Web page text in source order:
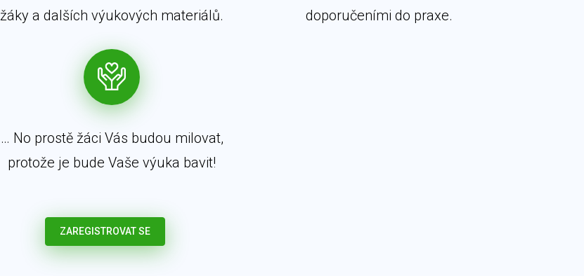
žáky a dalších výukových materiálů.
doporučeními do praxe.
… No prostě žáci Vás budou milovat,
protože je bude Vaše výuka bavit!
ZAREGISTROVAT SE